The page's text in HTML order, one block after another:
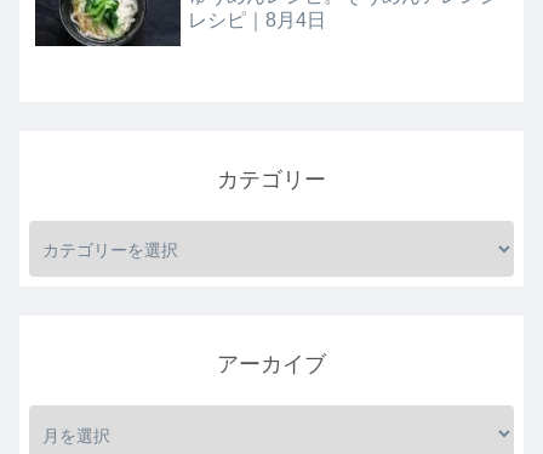
レシピ｜8月4日
カテゴリー
アーカイブ